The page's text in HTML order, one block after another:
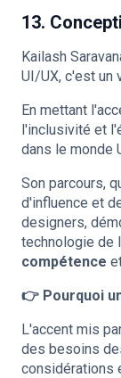
13.
Kailash
UI/UX, c'est un
En mettant
l'inclusivité et
dans le monde
Son parcours,
d'influence et
designers,
technologie de
compétence
👉 Pourquoi
L'accent mis
des besoins
considérations